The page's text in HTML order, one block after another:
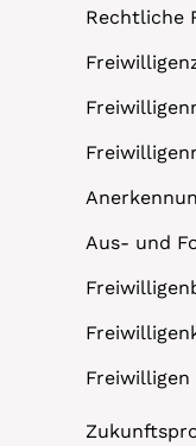
Rechtliche
Aus- und
Freiwilligen